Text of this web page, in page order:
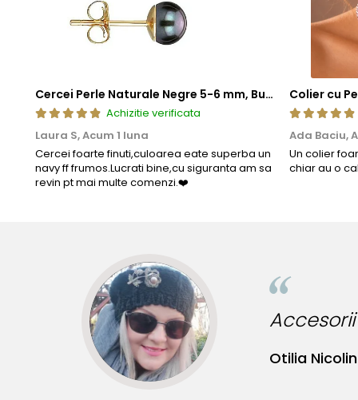
Cercei Perle Naturale Negre 5-6 mm, Buton AAA, Aur 14K (aur 585), Tip Șurub | KASKADDA®
Achizitie verificata
Laura S,Acum 1 luna
Cercei foarte finuti,culoarea eate superba un
navy ff frumos.Lucrati bine,cu siguranta am sa
revin pt mai multe comenzi.❤️
Ada Baciu,
Un colier
chiar au o